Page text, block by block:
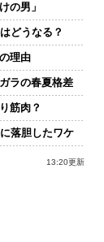
の男」
どうなる？
理由
ラの春夏格差
筋肉？
落胆したワケ
13:20更新